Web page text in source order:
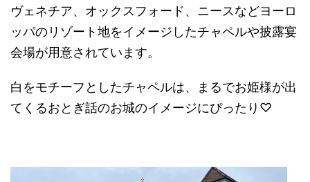
ヴェネチア、オックスフォード、ニースなどヨーロ
ッパのリゾート地をイメージしたチャペルや披露宴
会場が用意されています。
白をモチーフとしたチャペルは、まるでお姫様が出
てくるおとぎ話のお城のイメージにぴったり ♡